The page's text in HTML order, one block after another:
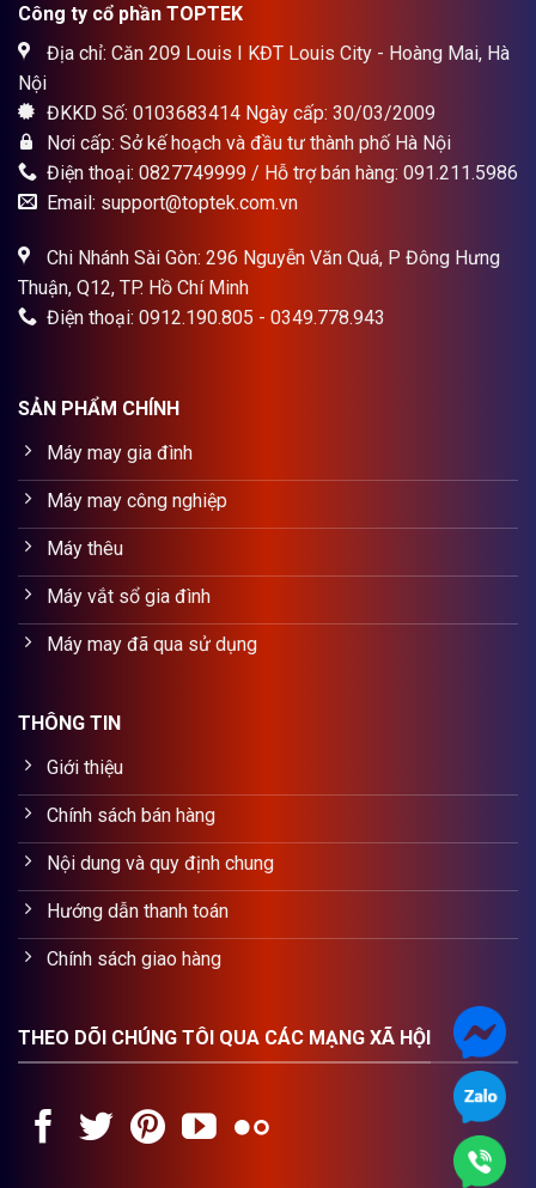
Công ty cổ phần TOPTEK
Địa chỉ: Căn 209 Louis I KĐT Louis City - Hoàng Mai, Hà
Nội
ĐKKD Số: 0103683414 Ngày cấp: 30/03/2009
Nơi cấp: Sở kế hoạch và đầu tư thành phố Hà Nội
Điện thoại: 0827749999 / Hỗ trợ bán hàng: 091.211.5986
Email: support@toptek.com.vn
Chi Nhánh Sài Gòn: 296 Nguyễn Văn Quá, P Đông Hưng
Thuận, Q12, TP. Hồ Chí Minh
Điện thoại: 0912.190.805 - 0349.778.943
SẢN PHẨM CHÍNH
Máy may gia đình
Máy may công nghiệp
Máy thêu
Máy vắt sổ gia đình
Máy may đã qua sử dụng
THÔNG TIN
Giới thiệu
Chính sách bán hàng
Nội dung và quy định chung
Hướng dẫn thanh toán
Chính sách giao hàng
THEO DÕI CHÚNG TÔI QUA CÁC MẠNG XÃ HỘI